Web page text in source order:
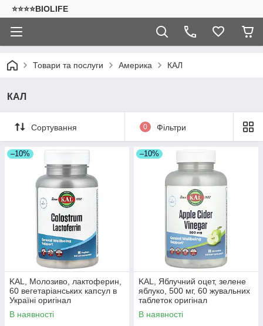
⭐⭐⭐⭐BIOLIFE
Товари та послуги Америка КАЛ
КАЛ
Сортування 0 Фільтри
–10%
KAL, Молозиво, лактоферин,
60 вегетаріанських капсул в
Україні оригінал
В наявності
–10%
KAL, Яблучний оцет, зелене
яблуко, 500 мг, 60 жувальних
таблеток оригінал
В наявності